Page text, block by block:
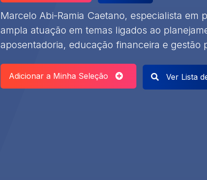
Marcelo Abi-Ramia Caetano, especialista em
ampla atuação em temas ligados ao
aposentadoria, educação financeira e gestão
Adicionar a Minha Seleção Ver Lista